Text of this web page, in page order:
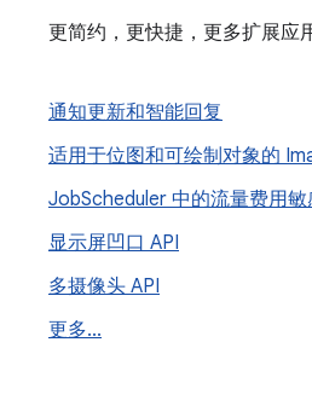
更简约，更快捷，更多扩展应
通知更新和智能回复
适用于位图和可绘制对象的
JobScheduler 中的流量费用
显示屏凹口 API
多摄像头 API
更多...